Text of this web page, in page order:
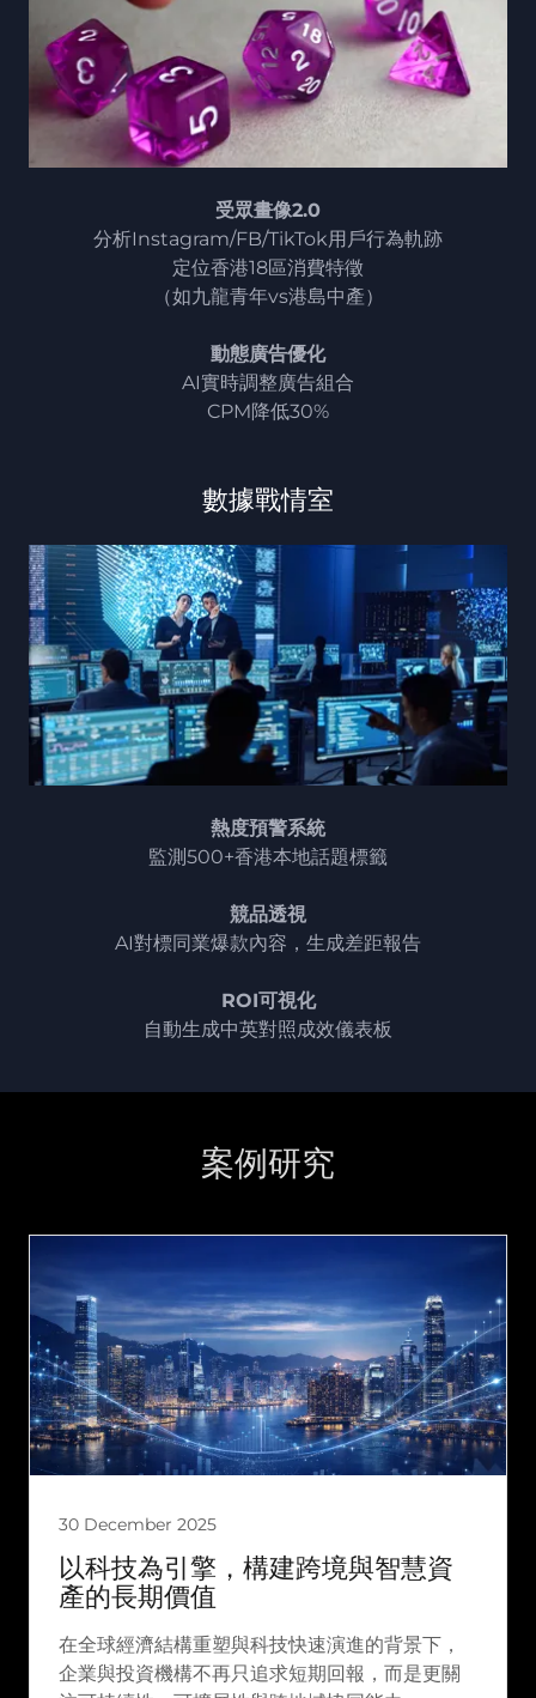
受眾畫像2.0
分析Instagram/FB/TikTok用戶行為軌跡
定位香港18區消費特徵
（如九龍青年vs港島中產）
動態廣告優化
AI實時調整廣告組合
CPM降低30%
數據戰情室
熱度預警系統
監測500+香港本地話題標籤
競品透視
AI對標同業爆款內容，生成差距報告
ROI可視化
自動生成中英對照成效儀表板
案例研究
30 December 2025
以科技為引擎，構建跨境與智慧資
產的長期價值
在全球經濟結構重塑與科技快速演進的背景下，
企業與投資機構不再只追求短期回報，而是更關